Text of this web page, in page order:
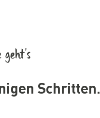
Schritten.